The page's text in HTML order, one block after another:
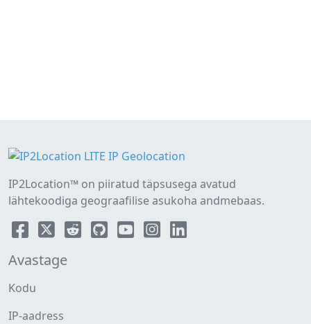
IP2Location™ on piiratud täpsusega avatud
lähtekoodiga geograafilise asukoha andmebaas.
Avastage
Kodu
IP-aadress